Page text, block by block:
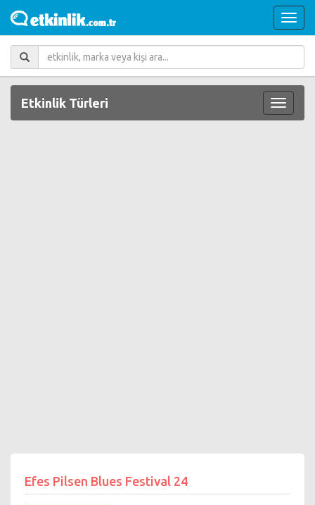
Etkinlik Türleri
Efes Pilsen Blues Festival 24